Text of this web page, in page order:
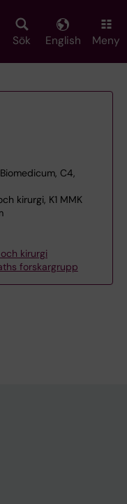
Sök English Meny
C4,
kirurgi, K1 MMK
kirurgi
forskargrupp